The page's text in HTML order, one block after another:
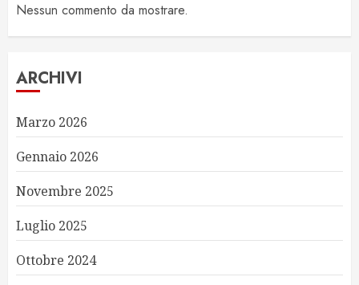
Nessun commento da mostrare.
ARCHIVI
Marzo 2026
Gennaio 2026
Novembre 2025
Luglio 2025
Ottobre 2024